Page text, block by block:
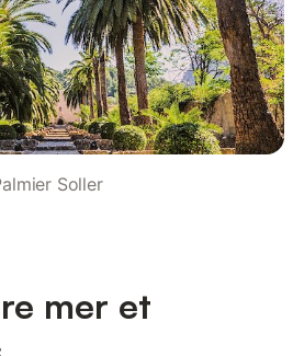
Soller
mer et